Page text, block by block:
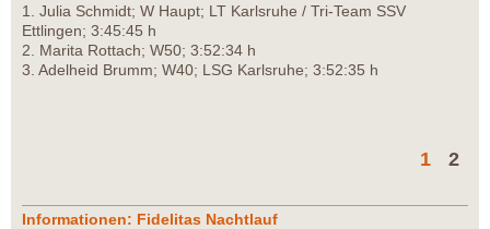
1. Julia Schmidt; W Haupt; LT Karlsruhe / Tri-Team SSV
Ettlingen; 3:45:45 h
2. Marita Rottach; W50; 3:52:34 h
3. Adelheid Brumm; W40; LSG Karlsruhe; 3:52:35 h
1 2
Informationen: Fidelitas Nachtlauf